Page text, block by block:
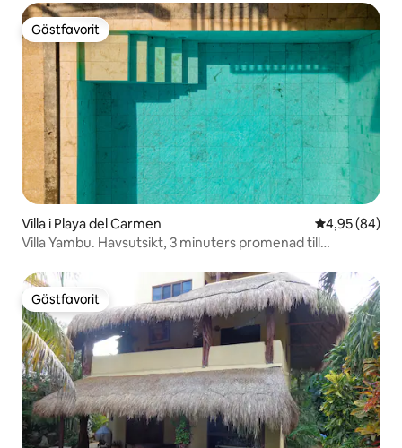
Gästfavorit
Gästfavorit
Villa i Playa del Carmen 4,95 av 5 i
4,95 (84)
Villa Yambu. Havsutsikt, 3 minuters promenad till
Gästfavorit
Gästfavorit